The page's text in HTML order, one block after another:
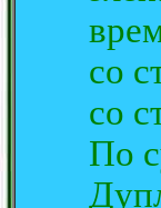
со
со
По